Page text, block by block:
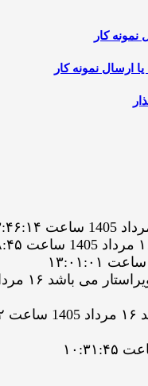
نمونه کار
ارسال نمونه کار
1405 ساعت ۱۲:۲۱:۲۵